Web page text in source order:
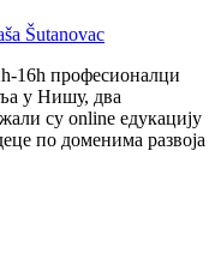
Šutanovac
16h професионалци
у Нишу, два
су online едукацију
по доменима развоја